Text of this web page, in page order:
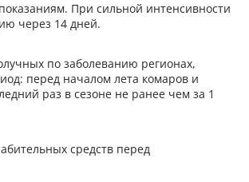
При сильной интенсивности
через 14 дней.
по заболеванию регионах,
перед началом лета комаров и
раз в сезоне не ранее чем за 1
средств перед